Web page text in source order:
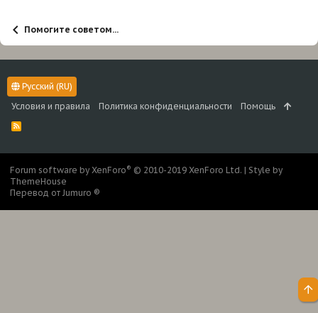
Помогите советом...
Русский (RU)
Условия и правила
Политика конфиденциальности Помощь
R
Forum software by XenForo® © 2010-2019 XenForo Ltd. | Style by
ThemeHouse
Перевод от Jumuro ®